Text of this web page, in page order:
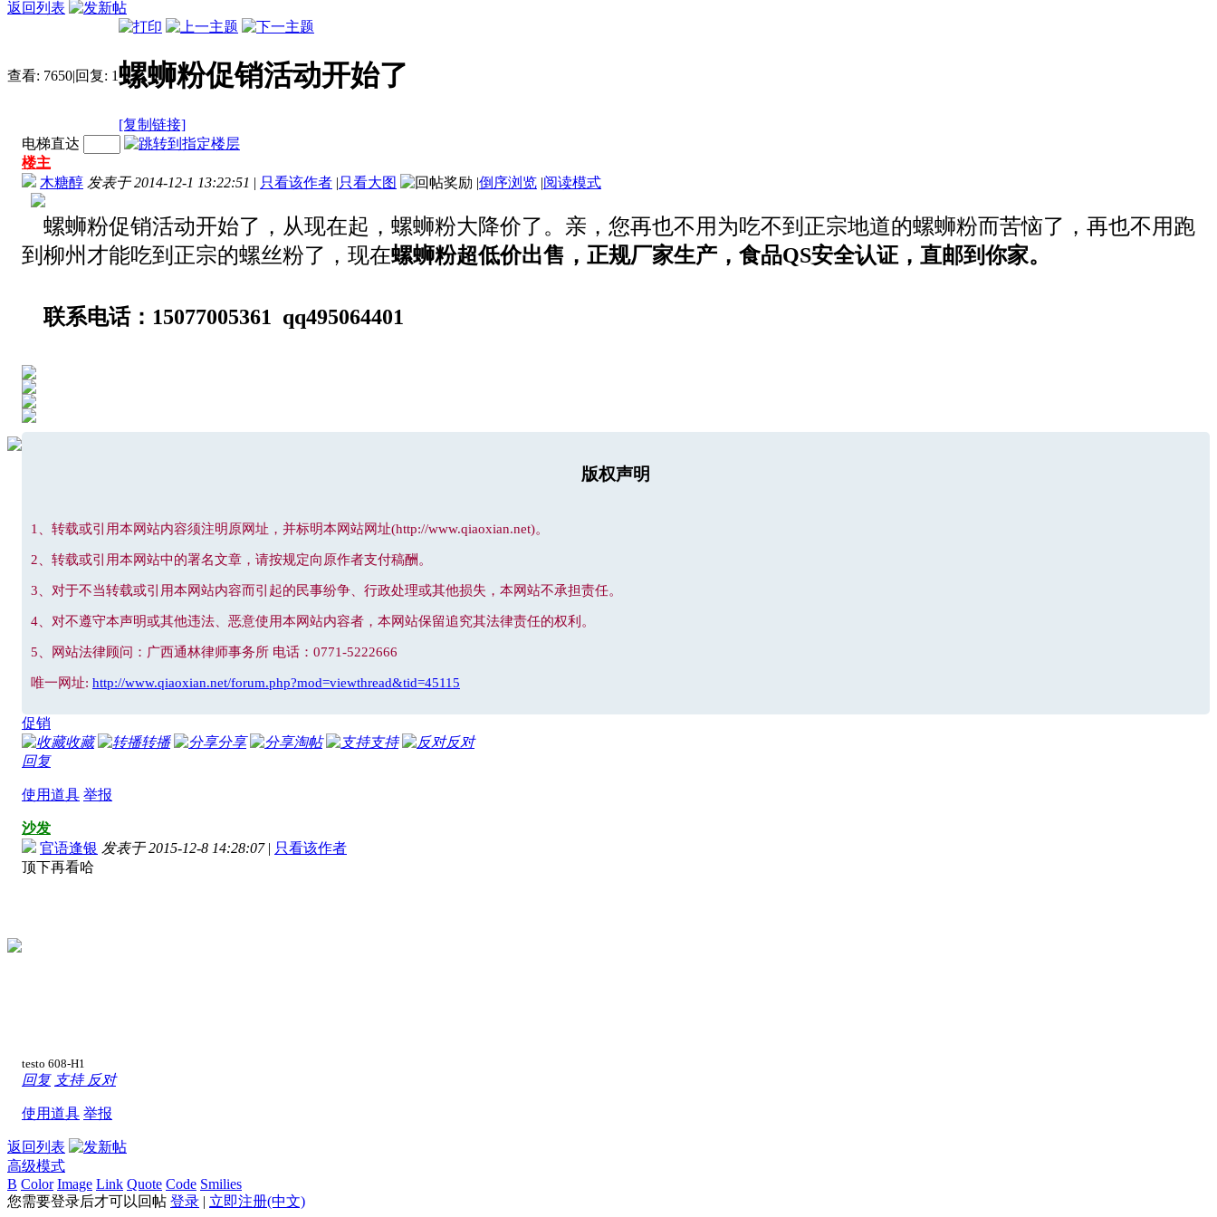
返回列表
查看: 7650|回复: 1螺蛳粉促销活动开始了
[复制链接]
电梯直达
楼主
木糖醇 发表于 2014-12-1 13:22:51 | 只看该作者 |只看大图 |倒序浏览 |阅读模式
螺蛳粉促销活动开始了，从现在起，螺蛳粉大降价了。亲，您再也不用为吃不到正宗地道的螺蛳粉而苦恼了，再也不用跑
到柳州才能吃到正宗的螺丝粉了，现在螺蛳粉超低价出售，正规厂家生产，食品QS安全认证，直邮到你家。
联系电话：15077005361 qq495064401
版权声明
1、转载或引用本网站内容须注明原网址，并标明本网站网址(http://www.qiaoxian.net)。
2、转载或引用本网站中的署名文章，请按规定向原作者支付稿酬。
3、对于不当转载或引用本网站内容而引起的民事纷争、行政处理或其他损失，本网站不承担责任。
4、对不遵守本声明或其他违法、恶意使用本网站内容者，本网站保留追究其法律责任的权利。
5、网站法律顾问：广西通林律师事务所 电话：0771-5222666
唯一网址: http://www.qiaoxian.net/forum.php?mod=viewthread&tid=45115
促销
收藏
转播 分享 淘帖 支持
反对
回复
使用道具 举报
沙发
官语逢银 发表于 2015-12-8 14:28:07 | 只看该作者
顶下再看哈
testo 608-H1
回复 支持 反对
使用道具 举报
返回列表
高级模式
B Color Image Link Quote Code Smilies
您需要登录后才可以回帖 登录 | 立即注册(中文)